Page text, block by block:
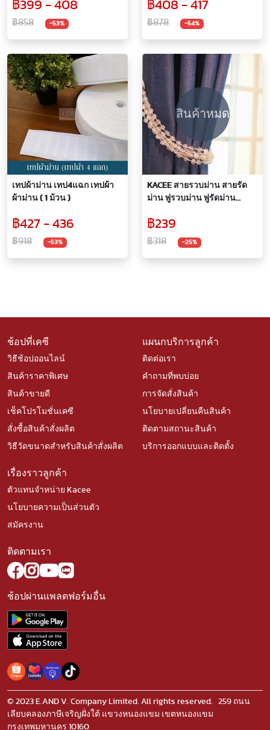
฿399 - 408
฿858 -53%
฿408 - 417
฿878 -54%
เทปผ้าม่าน เทป4แฉก เทปผ้า
ผ้าม่าน ( 1 ม้วน )
฿427 - 436
฿918 -53%
สินค้าหมด
KACEE สายรวบม่าน สายรัด
ม่าน พู่รวบม่าน พู่รัดม่าน
฿239
฿318 -25%
ช้อปที่เคซี
วิธีช้อปออนไลน์
สินค้าราคาพิเศษ
สินค้าขายดี
เช็คโปรโมชั่นเคซี
สั่งซื้อสินค้าสั่งผลิต
วิธีวัดขนาดสำหรับสินค้าสั่งผลิต
แผนกบริการลูกค้า
ติดต่อเรา
คำถามที่พบบ่อย
การจัดสั่งสินค้า
นโยบายเปลี่ยนคืนสินค้า
ติดตามสถานะสินค้า
บริการออกแบบและติดตั้ง
เรื่องราวลูกค้า
ตัวแทนจำหน่าย Kacee
นโยบายความเป็นส่วนตัว
สมัครงาน
ติดตามเรา
ช้อปผ่านแพลตฟอร์มอื่น
© 2023 E.AND V. Company Limited. All rights reserved. 259 ถนน
เลียบคลองภาษีเจริญฝั่งใต้ แขวงหนองแขม เขตหนองแขม
กรุงเทพมหานคร 10160